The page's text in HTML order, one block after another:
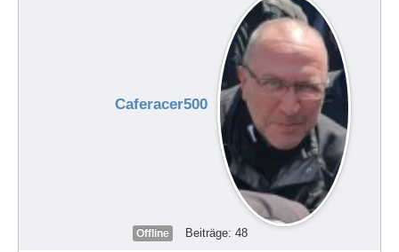
Caferacer500
Offline Beiträge: 48